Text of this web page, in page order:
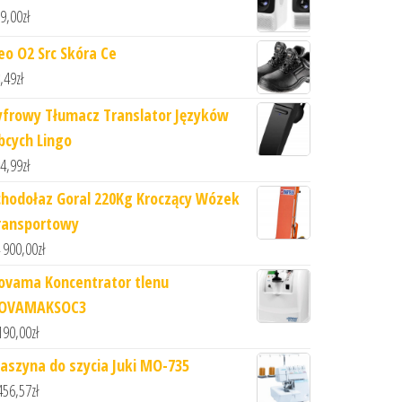
zł
O2 Src Skóra Ce
zł
Tłumacz Translator Języków
Lingo
zł
Goral 220Kg Kroczący Wózek
900,00zł
Koncentrator tlenu
zł
do szycia Juki MO-735
zł